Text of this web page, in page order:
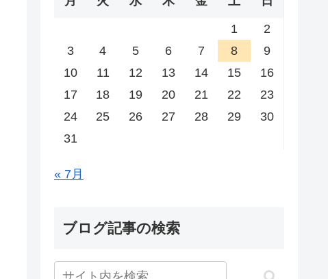
1
2
3
4 5 6 7 8
9
10
11 12 13 14 15
16
17
18 19 20 21 22
23
24
25 26 27 28 29
30
31
« 7月
ブログ記事の検索